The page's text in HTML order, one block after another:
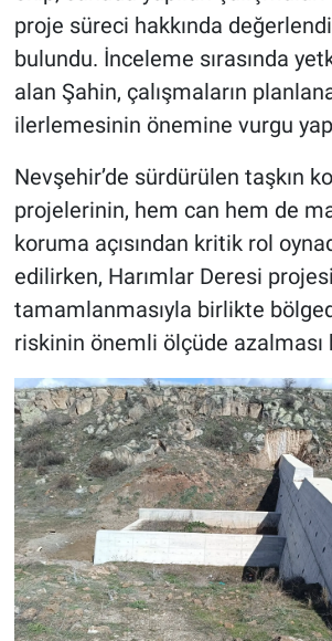
proje süreci hakkında
bulundu. İnceleme sırasında
alan Şahin, çalışmaların
ilerlemesinin önemine vurgu
Nevşehir’de sürdürülen taşkın
projelerinin, hem can hem de
koruma açısından kritik rol
edilirken, Harımlar Deresi
tamamlanmasıyla birlikte
riskinin önemli ölçüde azalması